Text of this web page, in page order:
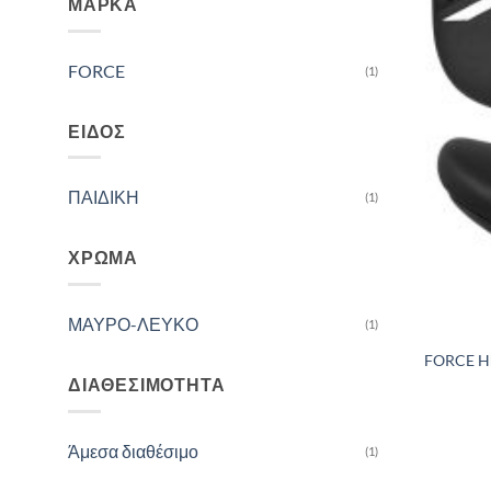
ΜΆΡΚΑ
FORCE (1)
ΕΊΔΟΣ
ΠΑΙΔΙΚΗ (1)
ΧΡΏΜΑ
ΜΑΥΡΟ-ΛΕΥΚΟ (1)
ΔΙΑΘΕΣΙΜΌΤΗΤΑ
Άμεσα διαθέσιμο (1)
FORCE